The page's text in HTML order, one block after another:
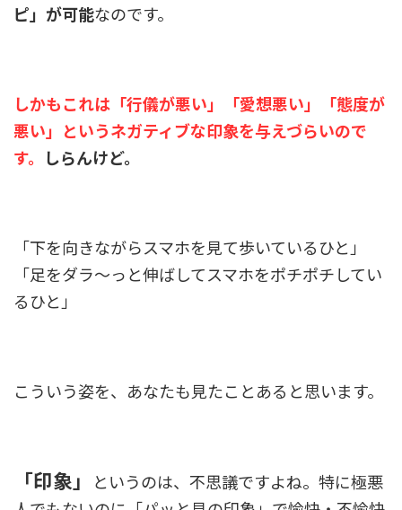
ピ」が可能なのです。
しかもこれは「行儀が悪い」「愛想悪い」「態度が
悪い」というネガティブな印象を与えづらいので
す。 しらんけど。
「下を向きながらスマホを見て歩いているひと」
「足をダラ～っと伸ばしてスマホをポチポチしてい
るひと」
こういう姿を、あなたも見たことあると思います。
「印象」
というのは、不思議ですよね。特に極悪